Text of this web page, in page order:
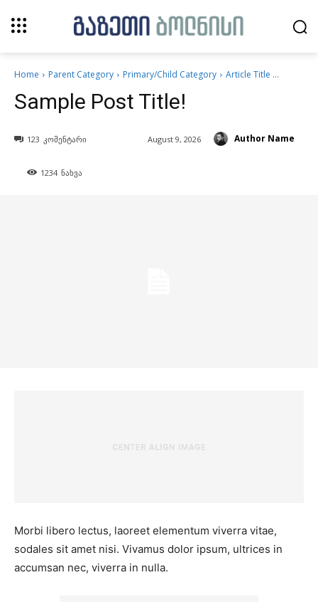
Home Parent Category Primary/Child Category Article Title ...
Sample Post Title!
Author Name
August 9, 2026
123 კომენტარი
1234 ნახვა
Morbi libero lectus, laoreet elementum viverra vitae,
sodales sit amet nisi. Vivamus dolor ipsum, ultrices in
accumsan nec, viverra in nulla.